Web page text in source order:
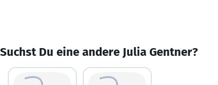
Suchst Du eine andere Julia Gentner?